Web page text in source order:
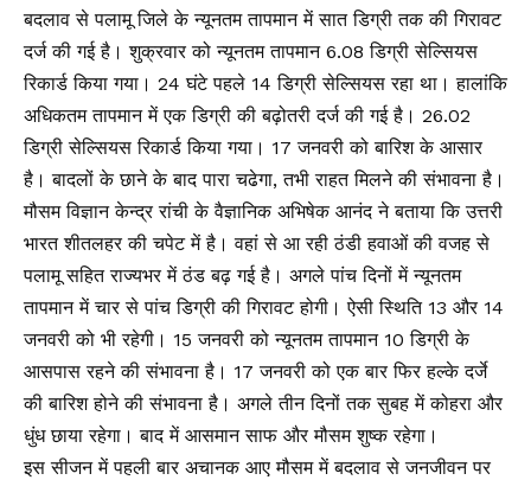
बदलाव से पलामू जिले के न्यूनतम तापमान में सात डिग्री तक की गिरावट
दर्ज की गई है। शुक्रवार को न्यूनतम तापमान 6.08 डिग्री सेल्सियस
रिकार्ड किया गया। 24 घंटे पहले 14 डिग्री सेल्सियस रहा था। हालांकि
अधिकतम तापमान में एक डिग्री की बढ़ोतरी दर्ज की गई है। 26.02
डिग्री सेल्सियस रिकार्ड किया गया। 17 जनवरी को बारिश के आसार
है। बादलों के छाने के बाद पारा चढेगा, तभी राहत मिलने की संभावना है।
मौसम विज्ञान केन्द्र रांची के वैज्ञानिक अभिषेक आनंद ने बताया कि उत्तरी
भारत शीतलहर की चपेट में है। वहां से आ रही ठंडी हवाओं की वजह से
पलामू सहित राज्यभर में ठंड बढ़ गई है। अगले पांच दिनों में न्यूनतम
तापमान में चार से पांच डिग्री की गिरावट होगी। ऐसी स्थिति 13 और 14
जनवरी को भी रहेगी। 15 जनवरी को न्यूनतम तापमान 10 डिग्री के
आसपास रहने की संभावना है। 17 जनवरी को एक बार फिर हल्के दर्जे
की बारिश होने की संभावना है। अगले तीन दिनों तक सुबह में कोहरा और
धुंध छाया रहेगा। बाद में आसमान साफ और मौसम शुष्क रहेगा।
इस सीजन में पहली बार अचानक आए मौसम में बदलाव से जनजीवन पर